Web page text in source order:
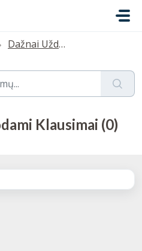
Dažnai Užduodami Klausimai
Klausimai (0)